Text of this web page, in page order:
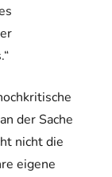
der Sache
nicht die
eigene